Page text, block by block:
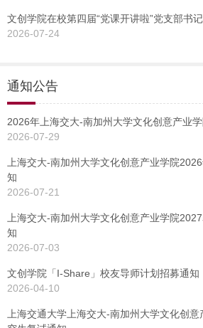
文创学院在校第四届“党课开讲啦”党支部书
2026-07-24
通知公告
2026年上海交大-南加州大学文化创意产业
2026-07-29
上海交大-南加州大学文化创意产业学院
知
2026-07-21
上海交大-南加州大学文化创意产业学院
知
2026-07-03
文创学院「I-Share」校友导师计划招募通知
2026-04-10
上海交通大学上海交大-南加州大学文化创